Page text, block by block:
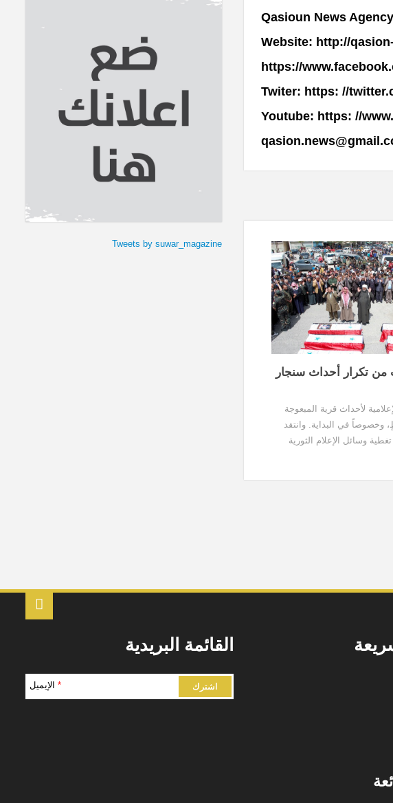
Qasioun News
Website: http://
https://
Twiter: https: //
Youtube: https: //
تكرار أحداث سنجار
لأحداث قرية المبعوجة
وخصوصاً في البداية. وانتقد
وسائل الإعلام الثورية
Tweets by suwar_magazine
القائمة البريدية
* الإيميل